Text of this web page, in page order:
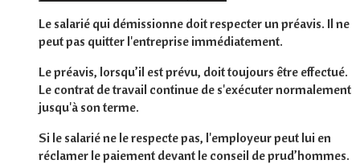
Le salarié qui démissionne doit respecterun préavis. Il ne
peut pas quitter l'entreprise immédiatement.
Le préavis, lorsqu’il est prévu, doittoujours être effectué.
Le contrat de travail continue de s'exécuternormalement
jusqu'à son terme.
Si le salarié ne le respecte pas, l'employeur peut lui en
réclamer le paiement devant le conseil de prud’hommes.